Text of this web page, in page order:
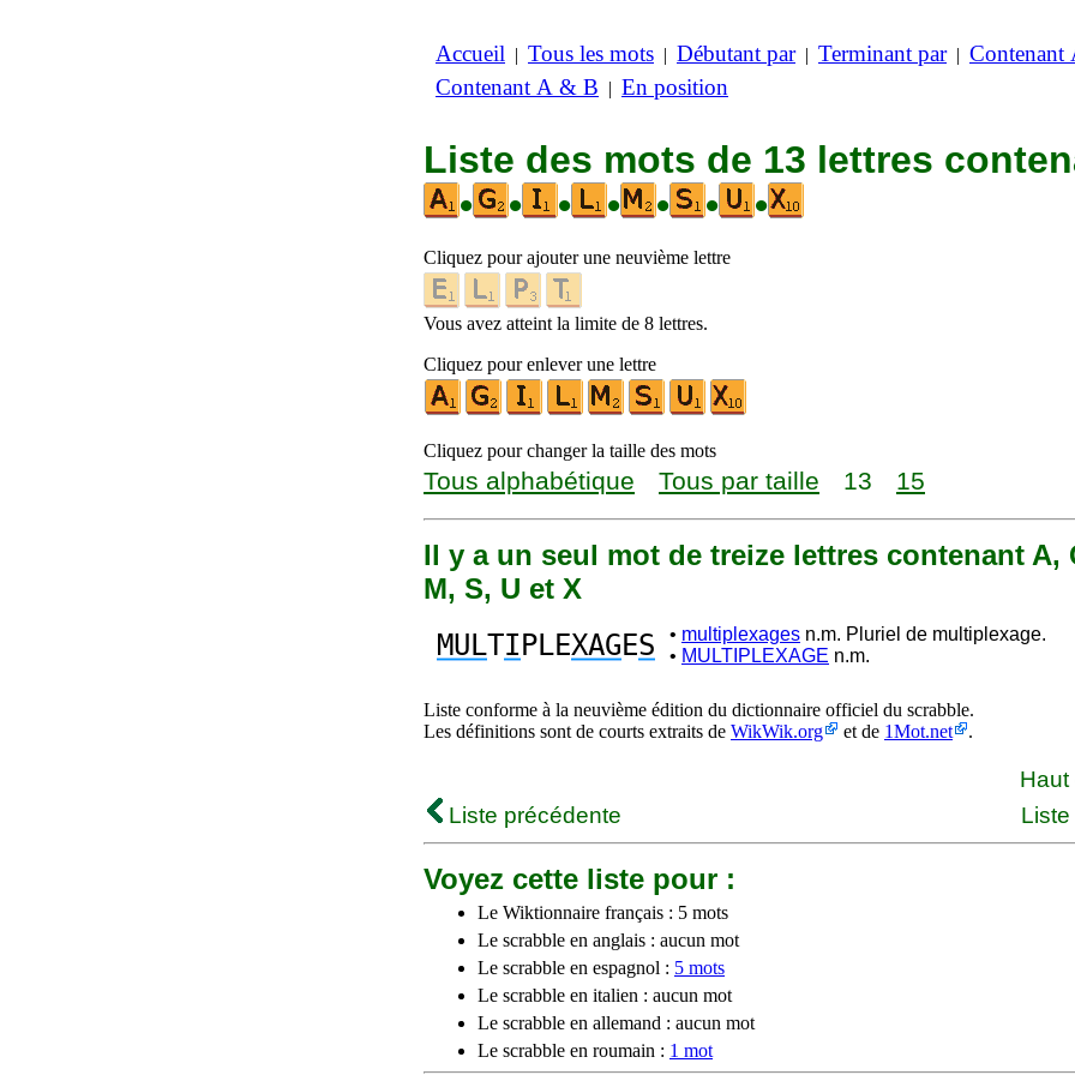
Accueil | Tous les mots | Débutant par| Terminant par| Contenant
Contenant A & B | En position
Liste des mots de 13 lettres
•
• • • • • •
Cliquez pour ajouter une neuvième lettre
Vous avez atteint la limite de 8 lettres.
Cliquez pour enlever une lettre
Cliquez pour changer la taille des mots
Tous alphabétique Tous par taille 13 15
Il y a un seul mot de treize lettres contenant A,
M, S, U et X
MULTI PLEXAGES • multiplexages n.m. Pluriel de multiplexage.
• MULTIPLEXAGE n.m.
Liste conforme à la neuvième édition du dictionnaire officiel du scrabble.
Les définitions sont de courts extraits de WikWik.org et de 1Mot.net .
Haut
Liste précédente
Voyez cette liste pour :
Le Wiktionnaire français : 5 mots
Le scrabble en anglais : aucun mot
Le scrabble en espagnol : 5 mots
Le scrabble en italien : aucun mot
Le scrabble en allemand : aucun mot
Le scrabble en roumain : 1 mot